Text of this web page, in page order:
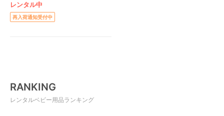
レンタル中
再入荷通知受付中
RANKING
レンタルベビー用品ランキング